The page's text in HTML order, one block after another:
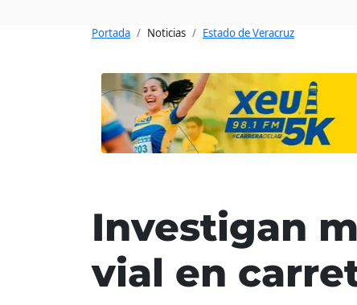
Portada Noticias Estado de Veracruz
Investigan
vial en